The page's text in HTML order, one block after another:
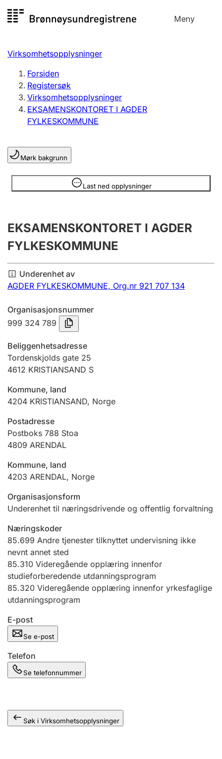
til
Meny
Registersøk
Aksjeselskap
Enkeltpersonforetak
Registrere, endre, slette
Lag og forening
Registrere, endre, slette
Årsregnskap
Innsending og forsinkelsesgebyr
Tinglysing
Jeger
Ektepaktveileder
Andre tema
Virksomhetsopplysninger
Forsiden
Registersøk
Virksomhetsopplysninger
EKSAMENSKONTORET I AGDER
FYLKESKOMMUNE
Mørk bakgrunn
Last ned opplysninger
Opplysninger er skjult
EKSAMENSKONTORET I AGDER
FYLKESKOMMUNE
Underenhet av
AGDER FYLKESKOMMUNE, Org.nr 921 707 134
Organisasjonsnummer
999 324 789
Beliggenhetsadresse
Tordenskjolds gate 25
4612 KRISTIANSAND S
Kommune, land
4204 KRISTIANSAND, Norge
Postadresse
Postboks 788 Stoa
4809 ARENDAL
Kommune, land
4203 ARENDAL, Norge
Organisasjonsform
Underenhet til næringsdrivende og offentlig forvaltning
Næringskoder
85.699 Andre tjenester tilknyttet undervisning ikke
nevnt annet sted
85.310 Videregående opplæring innenfor
studieforberedende utdanningsprogram
85.320 Videregående opplæring innenfor yrkesfaglige
utdanningsprogram
E-post
Se e-post
Telefon
Se telefonnummer
Søk i Virksomhetsopplysninger